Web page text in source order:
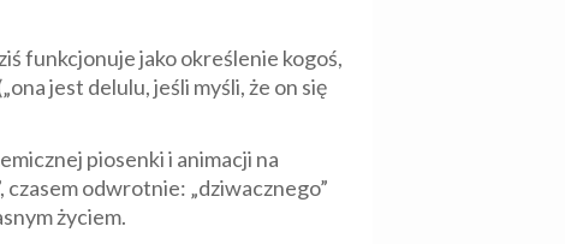
funkcjonuje jako określenie kogoś,
jest delulu, jeśli myśli, że on się
piosenki i animacji na
czasem odwrotnie: „dziwacznego”
życiem.